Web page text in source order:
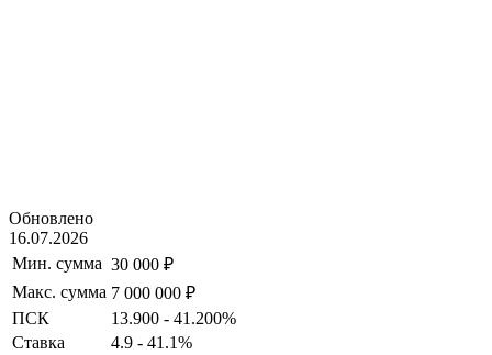
Обновлено
16.07.2026
Мин. сумма 30 000 ₽
Макс. сумма 7 000 000 ₽
ПСК
13.900 - 41.200%
Ставка
4.9 - 41.1%